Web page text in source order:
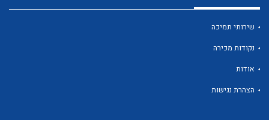
שירותי תמיכה
נקודות מכירה
אודות
הצהרת נגישות